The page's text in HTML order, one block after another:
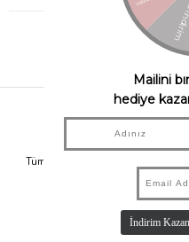
Tüm Siparişleriniz Aynı Gün 14.00'a
Kadar Kargolanır.
Güvenli Alışveriş